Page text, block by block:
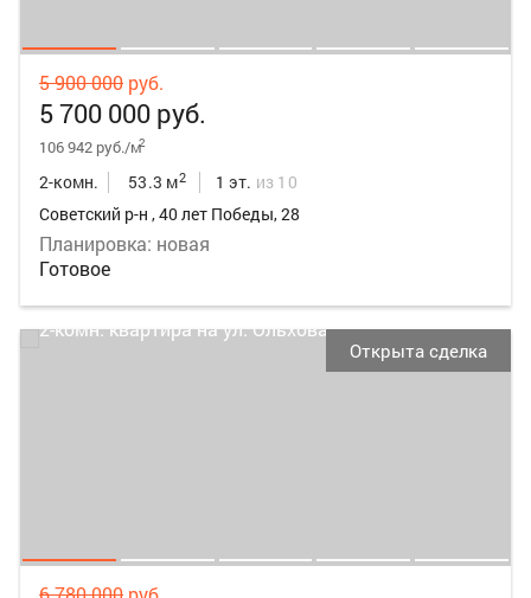
5 900 000 руб.
5 700 000 руб.
106 942 руб./м2
2-комн. 53.3 м2 1 эт. из 10
Советский р-н , 40 лет Победы, 28
Планировка: новая
Готовое
Открыта сделка